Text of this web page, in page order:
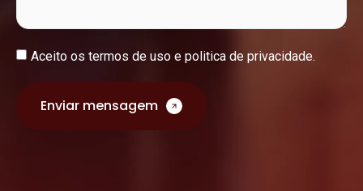
Aceito os termos de uso e politica de privacidade.
Enviar mensagem